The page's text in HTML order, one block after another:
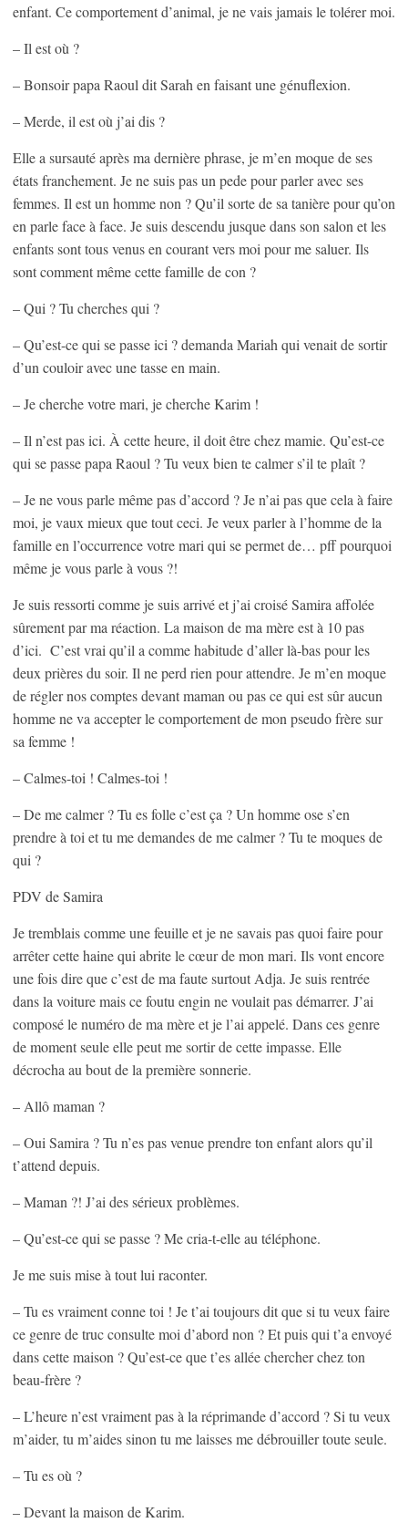
enfant. Ce comportement d’animal, je ne vais jamais le tolérer moi.
– Il est où ?
– Bonsoir papa Raoul dit Sarah en faisant une génuflexion.
– Merde, il est où j’ai dis ?
Elle a sursauté après ma dernière phrase, je m’en moque de ses
états franchement. Je ne suis pas un pede pour parler avec ses
femmes. Il est un homme non ? Qu’il sorte de sa tanière pour qu’on
en parle face à face. Je suis descendu jusque dans son salon et les
enfants sont tous venus en courant vers moi pour me saluer. Ils
sont comment même cette famille de con ?
– Qui ? Tu cherches qui ?
– Qu’est-ce qui se passe ici ? demanda Mariah qui venait de sortir
d’un couloir avec une tasse en main.
– Je cherche votre mari, je cherche Karim !
– Il n’est pas ici. À cette heure, il doit être chez mamie. Qu’est-ce
qui se passe papa Raoul ? Tu veux bien te calmer s’il te plaît ?
– Je ne vous parle même pas d’accord ? Je n’ai pas que cela à faire
moi, je vaux mieux que tout ceci. Je veux parler à l’homme de la
famille en l’occurrence votre mari qui se permet de… pff pourquoi
même je vous parle à vous ?!
Je suis ressorti comme je suis arrivé et j’ai croisé Samira affolée
sûrement par ma réaction. La maison de ma mère est à 10 pas
d’ici. C’est vrai qu’il a comme habitude d’aller là-bas pour les
deux prières du soir. Il ne perd rien pour attendre. Je m’en moque
de régler nos comptes devant maman ou pas ce qui est sûr aucun
homme ne va accepter le comportement de mon pseudo frère sur
sa femme !
– Calmes-toi ! Calmes-toi !
– De me calmer ? Tu es folle c’est ça ? Un homme ose s’en
prendre à toi et tu me demandes de me calmer ? Tu te moques de
qui ?
PDV de Samira
Je tremblais comme une feuille et je ne savais pas quoi faire pour
arrêter cette haine qui abrite le cœur de mon mari. Ils vont encore
une fois dire que c’est de ma faute surtout Adja. Je suis rentrée
dans la voiture mais ce foutu engin ne voulait pas démarrer. J’ai
composé le numéro de ma mère et je l’ai appelé. Dans ces genre
de moment seule elle peut me sortir de cette impasse. Elle
décrocha au bout de la première sonnerie.
– Allô maman ?
– Oui Samira ? Tu n’es pas venue prendre ton enfant alors qu’il
t’attend depuis.
– Maman ?! J’ai des sérieux problèmes.
– Qu’est-ce qui se passe ? Me cria-t-elle au téléphone.
Je me suis mise à tout lui raconter.
– Tu es vraiment conne toi ! Je t’ai toujours dit que si tu veux faire
ce genre de truc consulte moi d’abord non ? Et puis qui t’a envoyé
dans cette maison ? Qu’est-ce que t’es allée chercher chez ton
beau-frère ?
– L’heure n’est vraiment pas à la réprimande d’accord ? Si tu veux
m’aider, tu m’aides sinon tu me laisses me débrouiller toute seule.
– Tu es où ?
– Devant la maison de Karim.